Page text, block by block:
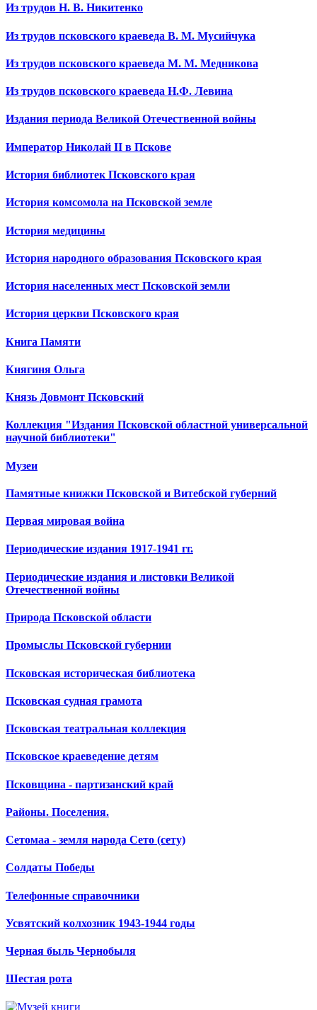
Из трудов Н. В. Никитенко
Из трудов псковского краеведа В. М. Мусийчука
Из трудов псковского краеведа М. М. Медникова
Из трудов псковского краеведа Н.Ф. Левина
Издания периода Великой Отечественной войны
Император Николай II в Пскове
История библиотек Псковского края
История комсомола на Псковской земле
История медицины
История народного образования Псковского края
История населенных мест Псковской земли
История церкви Псковского края
Книга Памяти
Княгиня Ольга
Князь Довмонт Псковский
Коллекция "Издания Псковской областной универсальной
научной библиотеки"
Музеи
Памятные книжки Псковской и Витебской губерний
Первая мировая война
Периодические издания 1917-1941 гг.
Периодические издания и листовки Великой
Отечественной войны
Природа Псковской области
Промыслы Псковской губернии
Псковская историческая библиотека
Псковская судная грамота
Псковская театральная коллекция
Псковское краеведение детям
Псковщина - партизанский край
Районы. Поселения.
Сетомаа - земля народа Сето (сету)
Солдаты Победы
Телефонные справочники
Усвятский колхозник 1943-1944 годы
Черная быль Чернобыля
Шестая рота